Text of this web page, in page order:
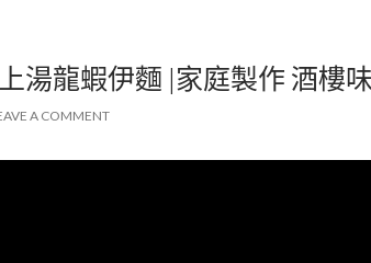
湯龍蝦伊麵 |家庭製作 酒樓
A COMMENT